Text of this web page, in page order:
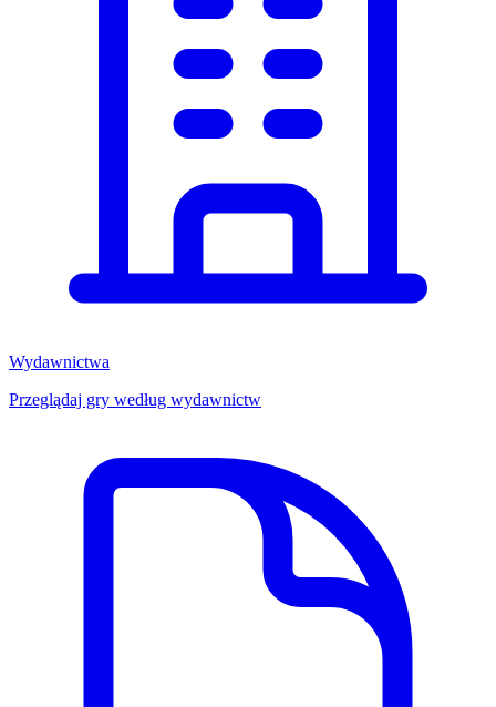
Wydawnictwa
Przeglądaj gry według wydawnictw